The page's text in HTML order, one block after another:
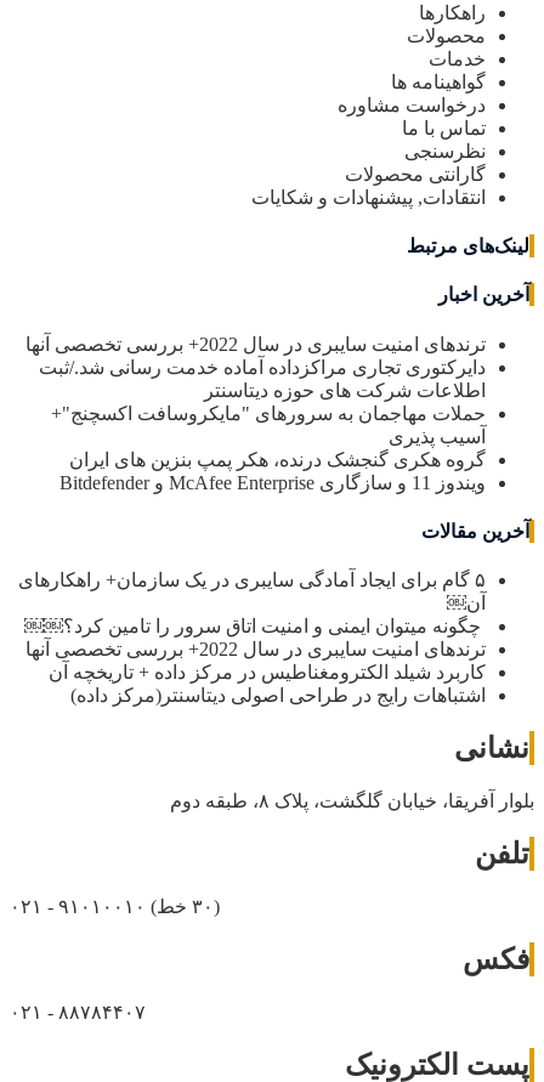
راهکارها
محصولات
خدمات
گواهینامه ها
درخواست مشاوره
تماس با ما
نظرسنجی
گارانتی محصولات
انتقادات, پیشنهادات و شکایات
لینک‌های مرتبط
آخرین اخبار
ترندهای امنیت سایبری در سال 2022+ بررسی تخصصی آنها
دایرکتوری تجاری مراکزداده آماده خدمت رسانی شد./ثبت
اطلاعات شرکت های حوزه دیتاسنتر
حملات مهاجمان به سرورهای "مایکروسافت اکسچنج"+
آسیب پذیری
گروه هکری گنجشک درنده، هکر پمپ بنزین های ایران
ویندوز 11 و سازگاری McAfee Enterprise و Bitdefender
آخرین مقالات
۵ گام برای ایجاد آمادگی سایبری در یک سازمان+ راهکارهای
آن￼
چگونه میتوان ایمنی و امنیت اتاق سرور را تامین کرد؟￼￼
ترندهای امنیت سایبری در سال 2022+ بررسی تخصصی آنها
کاربرد شیلد الکترومغناطیس در مرکز داده + تاریخچه آن
اشتباهات رایج در طراحی اصولی دیتاسنتر(مرکز داده)
نشانی
بلوار آفریقا، خیابان گلگشت، پلاک ۸، طبقه دوم
تلفن
۰۲۱ - ۹۱۰۱۰۰۱۰ (۳۰ خط)
فکس
۰۲۱ - ۸۸۷۸۴۴۰۷
پست الکترونیک